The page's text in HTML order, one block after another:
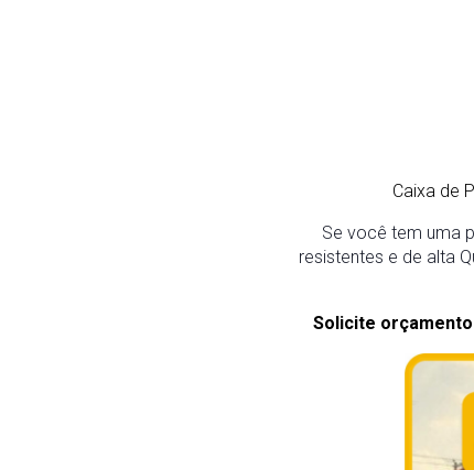
Caixa de
Se você tem uma
resistentes e de alta
Solicite